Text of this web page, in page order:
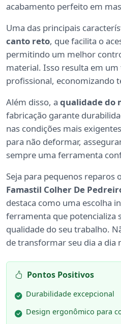
acabamento perfeito em
Uma das principais
canto reto, que facilita o
permitindo um melhor
material. Isso resulta em
profissional, economizando
Além disso, a qualidade do
fabricação garante
nas condições mais
para não deformar,
sempre uma ferramenta
Seja para pequenos reparos
Famastil Colher De
destaca como uma escolha
ferramenta que potencializa
qualidade do seu trabalho.
de transformar seu dia a dia
Pontos Positivos
Durabilidade excepcional
Design ergonômico para